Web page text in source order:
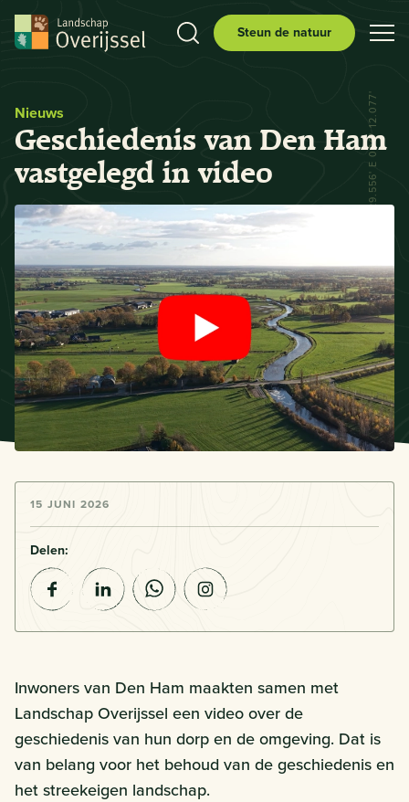
Steun de natuur
Nieuws
Geschiedenis van Den Ham
vastgelegd in video
N 52° 29.556' E 006° 12.077'
15 JUNI 2026
Delen:
Inwoners van Den Ham maakten samen met
Landschap Overijssel een video over de
geschiedenis van hun dorp en de omgeving. Dat is
van belang voor het behoud van de geschiedenis en
het streekeigen landschap.